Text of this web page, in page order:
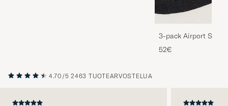
3-pack Airport
Melange
52€
4.70/5 2463 TUOTEARVOSTELUA